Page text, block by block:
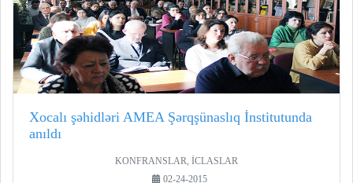
Xocalı şəhidləri AMEA Şərqşünaslıq İnstitutunda
anıldı
KONFRANSLAR, İCLASLAR
02-24-2015